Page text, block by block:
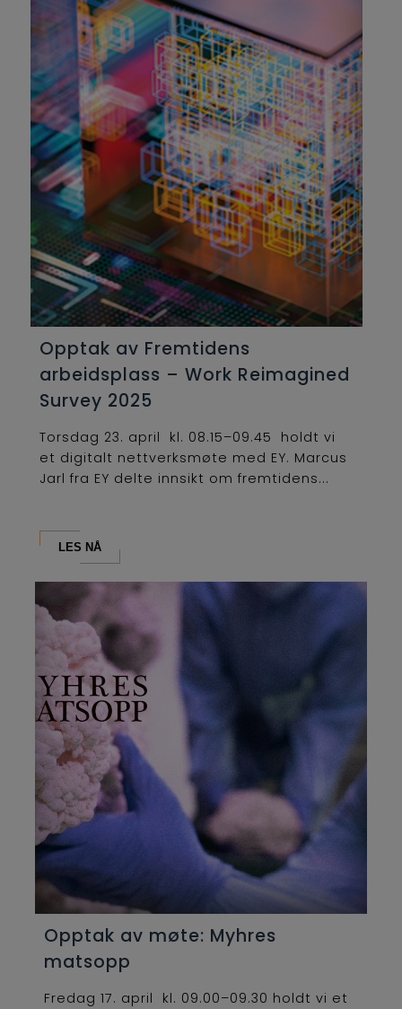
Opptak av Fremtidens
arbeidsplass – Work Reimagined
Survey 2025
Torsdag 23. april kl. 08.15–09.45 holdt vi
et digitalt nettverksmøte med EY. Marcus
Jarl fra EY delte innsikt om fremtidens...
LES NÅ
Opptak av møte: Myhres
matsopp
Fredag 17. april kl. 09.00–09.30 holdt vi et